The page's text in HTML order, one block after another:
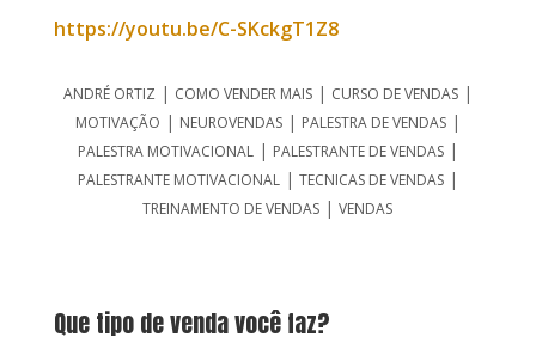
https://youtu.be/C-SKckgT1Z8
ANDRÉ ORTIZ | COMO VENDER MAIS| CURSO DE VENDAS|
MOTIVAÇÃO | NEUROVENDAS| PALESTRA DE VENDAS|
PALESTRA MOTIVACIONAL| PALESTRANTE DE VENDAS|
PALESTRANTE MOTIVACIONAL| TECNICAS DE VENDAS|
TREINAMENTO DE VENDAS |VENDAS
Que tipo de venda você faz?